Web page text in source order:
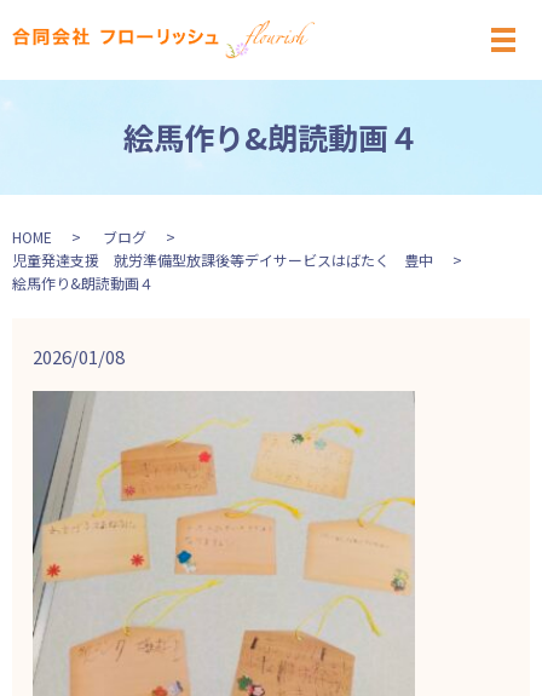
メ
絵馬作り&朗読動画４
HOME
ブログ
児童発達支援 就労準備型放課後等デイサービスはばたく 豊中
絵馬作り&朗読動画４
2026/01/08